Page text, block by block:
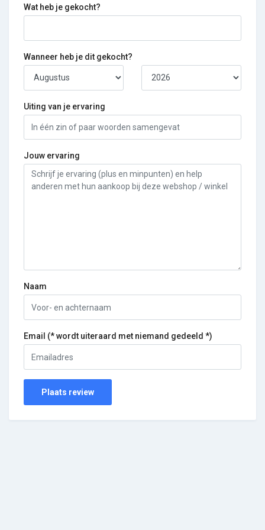
Wat heb je gekocht?
Wanneer heb je dit gekocht?
Uiting van je ervaring
Jouw ervaring
Naam
Email (* wordt uiteraard met niemand gedeeld *)
Plaats review